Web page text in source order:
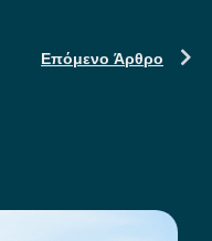
Επόμενο Άρθρο